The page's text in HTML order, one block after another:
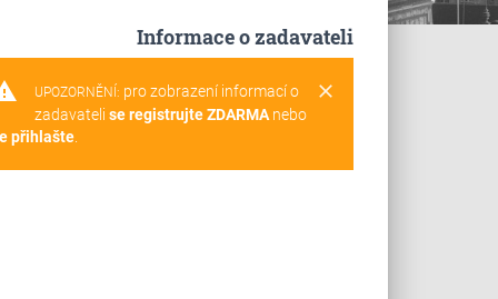
Informace o zadavateli
clear
UPOZORNĚNÍ: pro zobrazení informací o
zadavateli se registrujte ZDARMAnebo
přihlašte.